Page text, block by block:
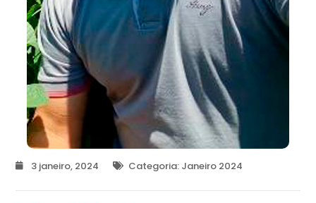
3 janeiro, 2024 Categoria: Janeiro 2024